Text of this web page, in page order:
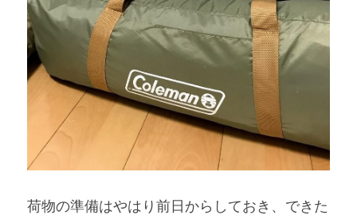
荷物の準備はやはり前日からしておき、できた